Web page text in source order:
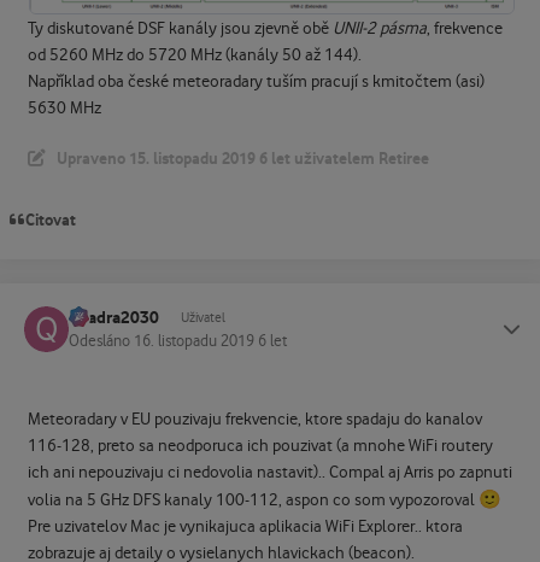
Ty diskutované DSF kanály jsou zjevně obě UNII-2 pásma, frekvence
od 5260 MHz do 5720 MHz (kanály 50 až 144).
Například oba české meteoradary tuším pracují s kmitočtem (asi)
5630 MHz
Upraveno 15. listopadu 2019 6 let uživatelem Retiree
Citovat
quadra2030 Uživatel
Odesláno 16. listopadu 2019 6 let
Meteoradary v EU pouzivaju frekvencie, ktore spadaju do kanalov
116-128, preto sa neodporuca ich pouzivat (a mnohe WiFi routery
ich ani nepouzivaju ci nedovolia nastavit).. Compal aj Arris po zapnuti
volia na 5 GHz DFS kanaly 100-112, aspon co som vypozoroval 🙂
Pre uzivatelov Mac je vynikajuca aplikacia WiFi Explorer.. ktora
zobrazuje aj detaily o vysielanych hlavickach (beacon).